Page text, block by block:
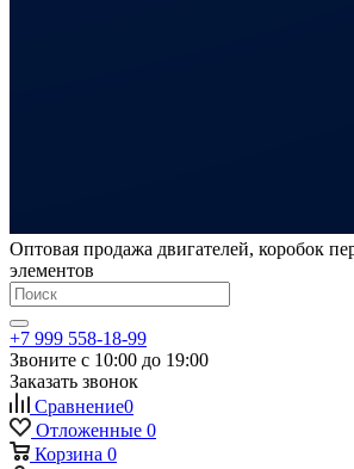
Оптовая продажа двигателей, коробок
элементов
+7 999 558-18-99
Звоните с 10:00 до 19:00
Заказать звонок
Сравнение0
Отложенные 0
Корзина 0